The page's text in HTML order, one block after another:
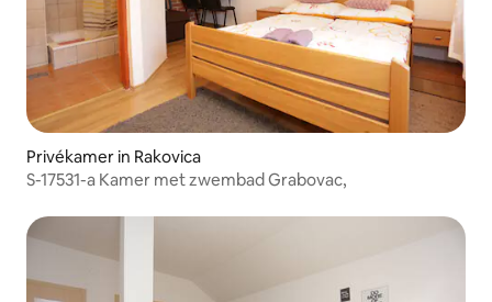
Privékamer in Rakovica
S-17531-a Kamer met zwembad Grabovac,